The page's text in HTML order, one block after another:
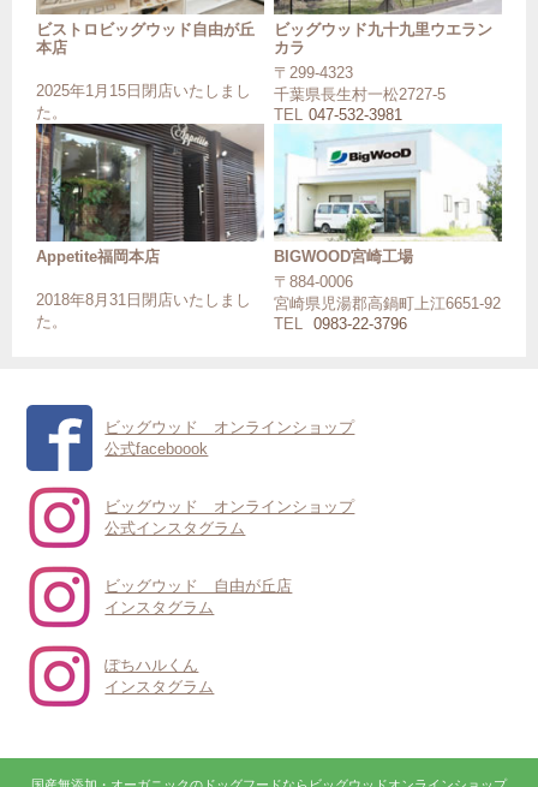
ビストロビッグウッド自由が丘
本店
2025年1月15日閉店いたしまし
た。
ビッグウッド九十九里ウエラン
カラ
〒299-4323
千葉県長生村一松2727-5
TEL 047-532-3981
Appetite福岡本店
2018年8月31日閉店いたしまし
た。
BIGWOOD宮崎工場
〒884-0006
宮崎県児湯郡高鍋町上江6651-92
TEL
0983-22-3796
ビッグウッド オンラインショップ
公式faceboook
ビッグウッド オンラインショップ
公式インスタグラム
ビッグウッド 自由が丘店
インスタグラム
ぽちハルくん
インスタグラム
国産無添加・オーガニックのドッグフードならビッグウッドオンラインショップ